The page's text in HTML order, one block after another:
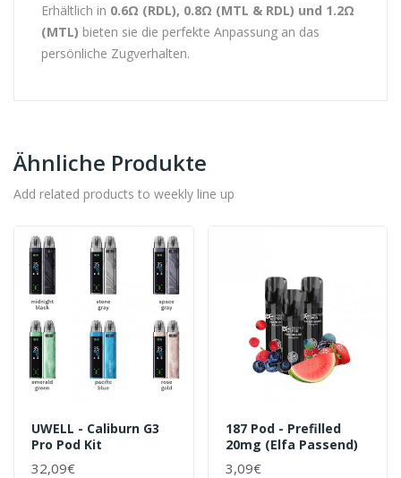
Erhältlich in 0.6Ω (RDL), 0.8Ω (MTL & RDL) und 1.2Ω
(MTL) bieten sie die perfekte Anpassung an das
persönliche Zugverhalten.
Ähnliche Produkte
Add related products to weekly line up
UWELL - Caliburn G3
Pro Pod Kit
32,09€
187 Pod - Prefilled
20mg (Elfa Passend)
3,09€